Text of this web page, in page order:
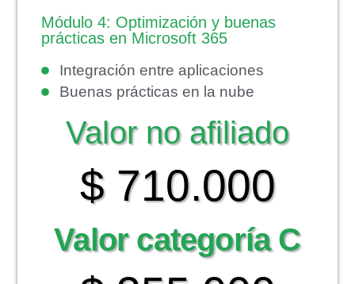
Módulo 4: Optimización y buenas
prácticas en Microsoft 365
Integración entre aplicaciones
Buenas prácticas en la nube
Valor no afiliado
$ 710.000
Valor categoría C